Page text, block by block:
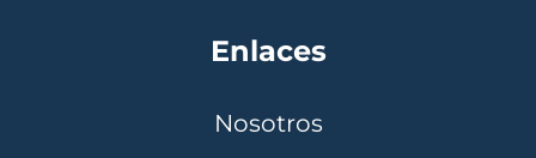
Enlaces
Nosotros